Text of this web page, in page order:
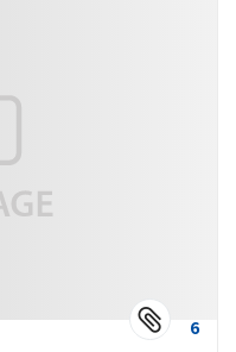
6